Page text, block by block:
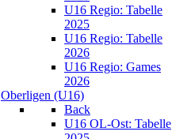
U16 Regio: Tabelle
2025
U16 Regio: Tabelle
2026
U16 Regio: Games
2026
Oberligen (U16)
Back
U16 OL-Ost: Tabelle